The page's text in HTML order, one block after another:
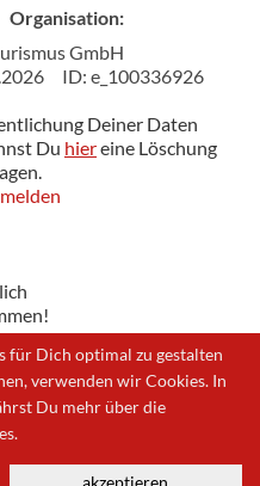
Organisation:
GmbH
ID: e_100336926
Deiner Daten
Du hiereine Löschung
|Problem melden
für Dich optimal zu gestalten
verwenden wir Cookies. In
Du mehr über die